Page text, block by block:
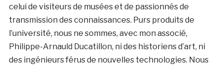
celui de visiteurs de musées et de passionnés de
transmission des connaissances. Purs produits de
l’université, nous ne sommes, avec mon associé,
Philippe-Arnauld Ducatillon, ni des historiens d’art, ni
des ingénieurs férus de nouvelles technologies. Nous